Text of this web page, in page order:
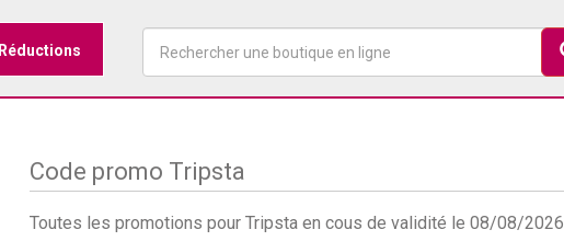
Réductions
Code promo Tripsta
Toutes les promotions pour Tripsta en cous de validité le 08/08/2026